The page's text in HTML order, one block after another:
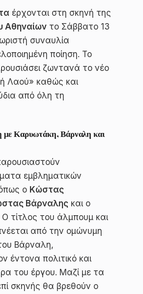
έρχονται στη σκηνή της
Αθηναίων το Σάββατο 13
συναυλία
ποίηση. Το
ζωντανά το νέο
Λαού» καθώς και
από όλη τη
με Καρυωτάκη, Βάρναλη και
εμβληματικών
ο Κώστας
Βάρναλης και ο
Ο τίτλος του άλμπουμ και
από την ομώνυμη
Βάρναλη,
έντονα πολιτικό και
του έργου. Μαζί με τα
σκηνής θα βρεθούν ο